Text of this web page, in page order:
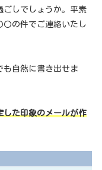
ごしでしょうか。平素
〇の件でご連絡いたし
も自然に書き出せま
した印象のメールが作